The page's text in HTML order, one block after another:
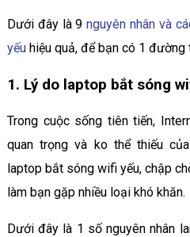
Dưới đây là 9nguyên nhân và
yếuhiệu quả, để bạn có 1 đường
1. Lý do laptop bắt sóng
Trong cuộc sống tiên tiến,
quan trọng và ko thể thiếu
laptop bắt sóng wifi yếu, chập
làm bạn gặp nhiều loại khó khăn.
Dưới đây là 1 số nguyên nhân